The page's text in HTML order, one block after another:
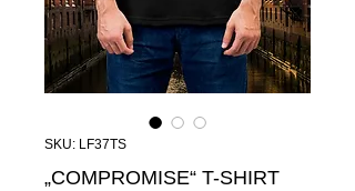
SKU: LF37TS
„COMPROMISE“ T-SHIRT